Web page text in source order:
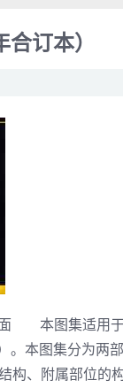
订本）
本图集适用于
本图集分为两
构、附属部位